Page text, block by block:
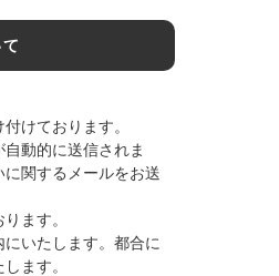
けております。
動的に送信されま
関するメールをお送
ます。
いたします。都合に
ます。